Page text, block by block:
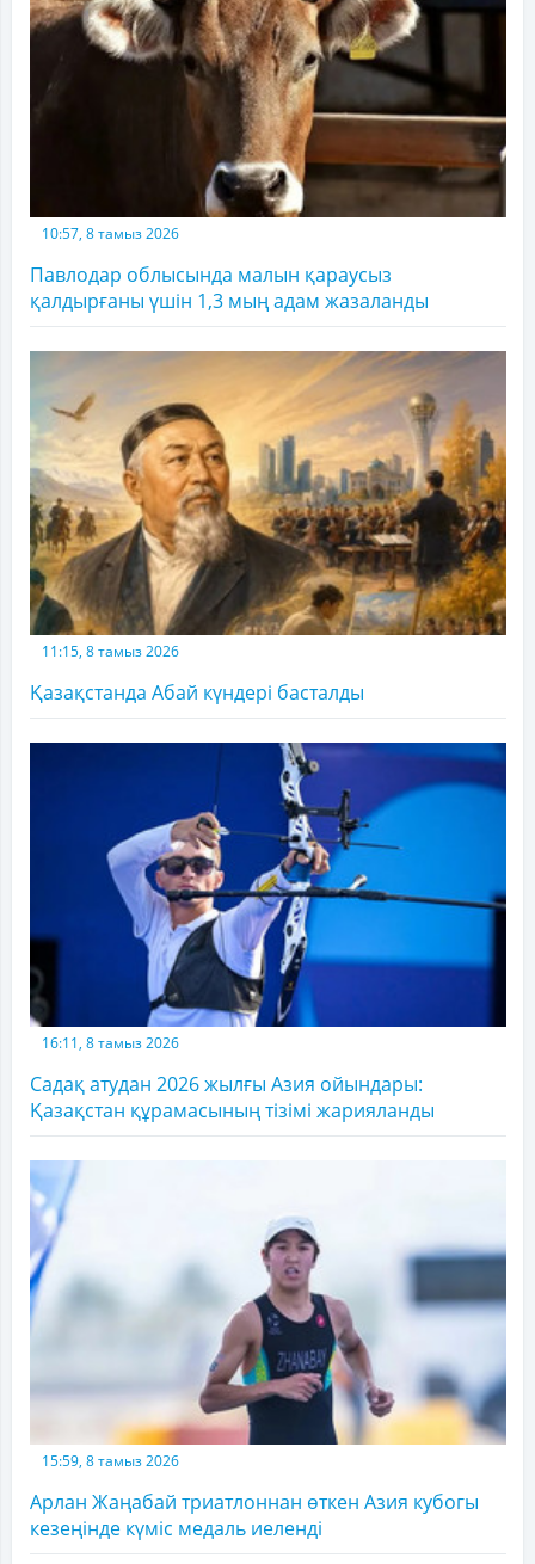
10:57, 8 тамыз 2026
Павлодар облысында малын қараусыз
қалдырғаны үшін 1,3 мың адам жазаланды
11:15, 8 тамыз 2026
Қазақстанда Абай күндері басталды
16:11, 8 тамыз 2026
Садақ атудан 2026 жылғы Азия ойындары:
Қазақстан құрамасының тізімі жарияланды
15:59, 8 тамыз 2026
Арлан Жаңабай триатлоннан өткен Азия кубогы
кезеңінде күміс медаль иеленді